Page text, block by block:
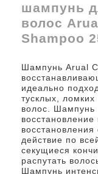
шампунь
волос
Shampoo
Шампунь Arual
идеально
тусклых,
волос. Шампунь
действие по
секущиеся
распутать
Шампунь